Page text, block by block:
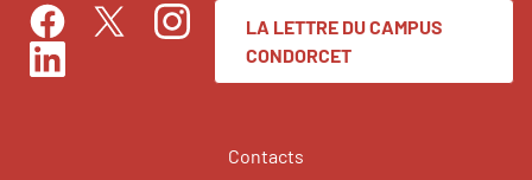
FacebookTwitterInstagram
LinkedIn
LA LETTRE DU CAMPUS
CONDORCET
Contacts